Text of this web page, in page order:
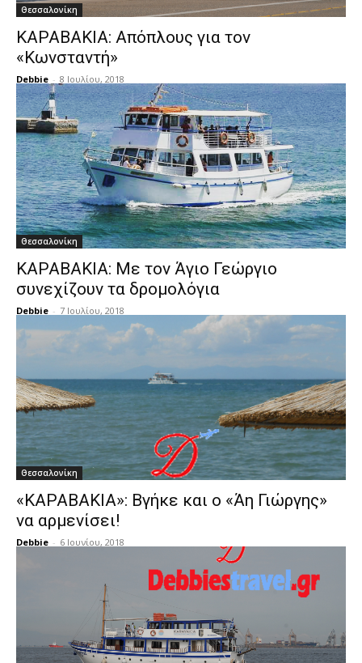
Θεσσαλονίκη
ΚΑΡΑΒΑΚΙΑ: Απόπλους για τον
«Κωνσταντή»
Debbie - 8 Ιουλίου, 2018
Θεσσαλονίκη
ΚΑΡΑΒΑΚΙΑ: Με τον Άγιο Γεώργιο
συνεχίζουν τα δρομολόγια
Debbie - 7 Ιουλίου, 2018
Θεσσαλονίκη
«ΚΑΡΑΒΑΚΙΑ»: Βγήκε και ο «Άη Γιώργης»
να αρμενίσει!
Debbie - 6 Ιουνίου, 2018